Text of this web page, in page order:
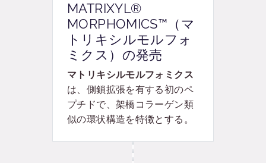
MATRIXYL®
MORPHOMICS™（マ
トリキシルモルフォ
ミクス）の発売
マトリキシルモルフォミクス
は、側鎖拡張を有する初のペ
プチドで、架橋コラーゲン類
似の環状構造を特徴とする。